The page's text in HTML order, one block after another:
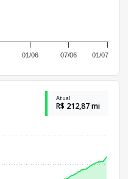
01/06 07/06 01/07
Atual
R$ 212,87 mi